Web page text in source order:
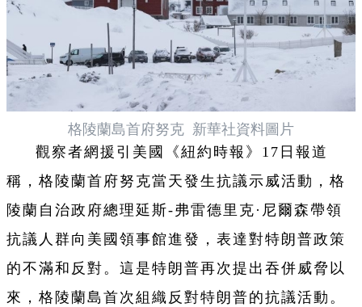
格陵蘭島首府努克 新華社資料圖片
觀察者網援引美國《紐約時報》17日報道
稱，格陵蘭首府努克當天發生抗議示威活動，格
陵蘭自治政府總理延斯-弗雷德里克·尼爾森帶領
抗議人群向美國領事館進發，表達對特朗普政策
的不滿和反對。這是特朗普再次提出吞併威脅以
來，格陵蘭島首次組織反對特朗普的抗議活動。